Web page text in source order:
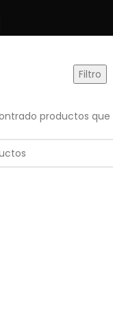
Filtro
productos